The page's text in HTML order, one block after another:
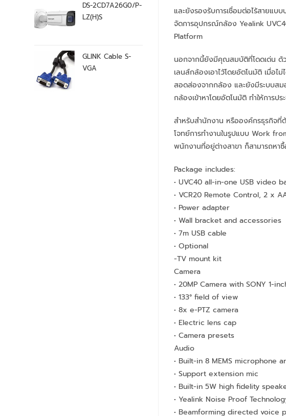
และยังรองรับการเชื่อมต่อไร้สายแ
จัดการอุปกรณ์กล้อง Yealink
Platform
นอกจากนี้ยังมีคุณสมบัติที่โดดเด่น ด้
เลนส์กล้องเอาไว้โดยอัตโนมัติ เมื่อไ
สอดส่องจากกล้อง และยังมีระบบส
กล้องเข้าหาโดยอัตโนมัติ ทำให้การป
สำหรับสำนักงาน หรือองค์กรธุรกิจ
โจทย์การทำงานในรูปแบบ Work
พนักงานที่อยู่ต่างสาขา ก็สามารถห
Package includes:
• UVC40 all-in-one USB video
• VCR20 Remote Control, 2 x
• Power adapter
• Wall bracket and accessories
• 7m USB cable
• Optional
-TV mount kit
Camera
• 20MP Camera with SONY 1-
• 133° field of view
• 8x e-PTZ camera
• Electric lens cap
• Camera presets
Audio
• Built-in 8 MEMS microphone
• Support extension mic
• Built-in 5W high fidelity
• Yealink Noise Proof
• Beamforming directed voice
DS-2CD7A26G0/P-
LZ(H)S
GLINK Cable S-
VGA